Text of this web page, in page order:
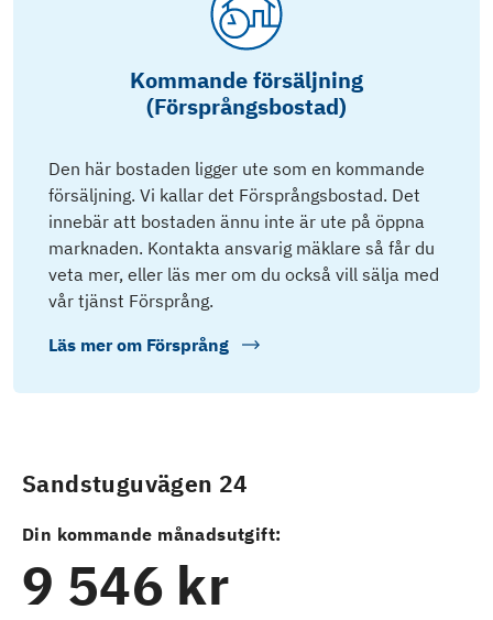
Kommande försäljning
(Försprångsbostad)
Den här bostaden ligger ute som en kommande
försäljning. Vi kallar det Försprångsbostad. Det
innebär att bostaden ännu inte är ute på öppna
marknaden. Kontakta ansvarig mäklare så får du
veta mer, eller läs mer om du också vill sälja med
vår tjänst Försprång.
Läs mer om Försprång
Sandstuguvägen 24
Din kommande månadsutgift:
9 546 kr